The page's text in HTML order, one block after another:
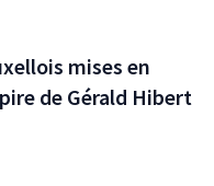
mises en
de Gérald Hibert